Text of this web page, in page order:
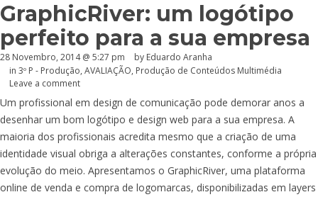
GraphicRiver: um logótipo
perfeito para a sua empresa
28 Novembro, 2014 @ 5:27 pm by Eduardo Aranha
in 3º P - Produção, AVALIAÇÃO, Produção de Conteúdos Multimédia
Leave a comment
Um profissional em design de comunicação pode demorar anos a
desenhar um bom logótipo e design web para a sua empresa. A
maioria dos profissionais acredita mesmo que a criação de uma
identidade visual obriga a alterações constantes, conforme a própria
evolução do meio. Apresentamos o GraphicRiver, uma plataforma
online de venda e compra de logomarcas, disponibilizadas em layers